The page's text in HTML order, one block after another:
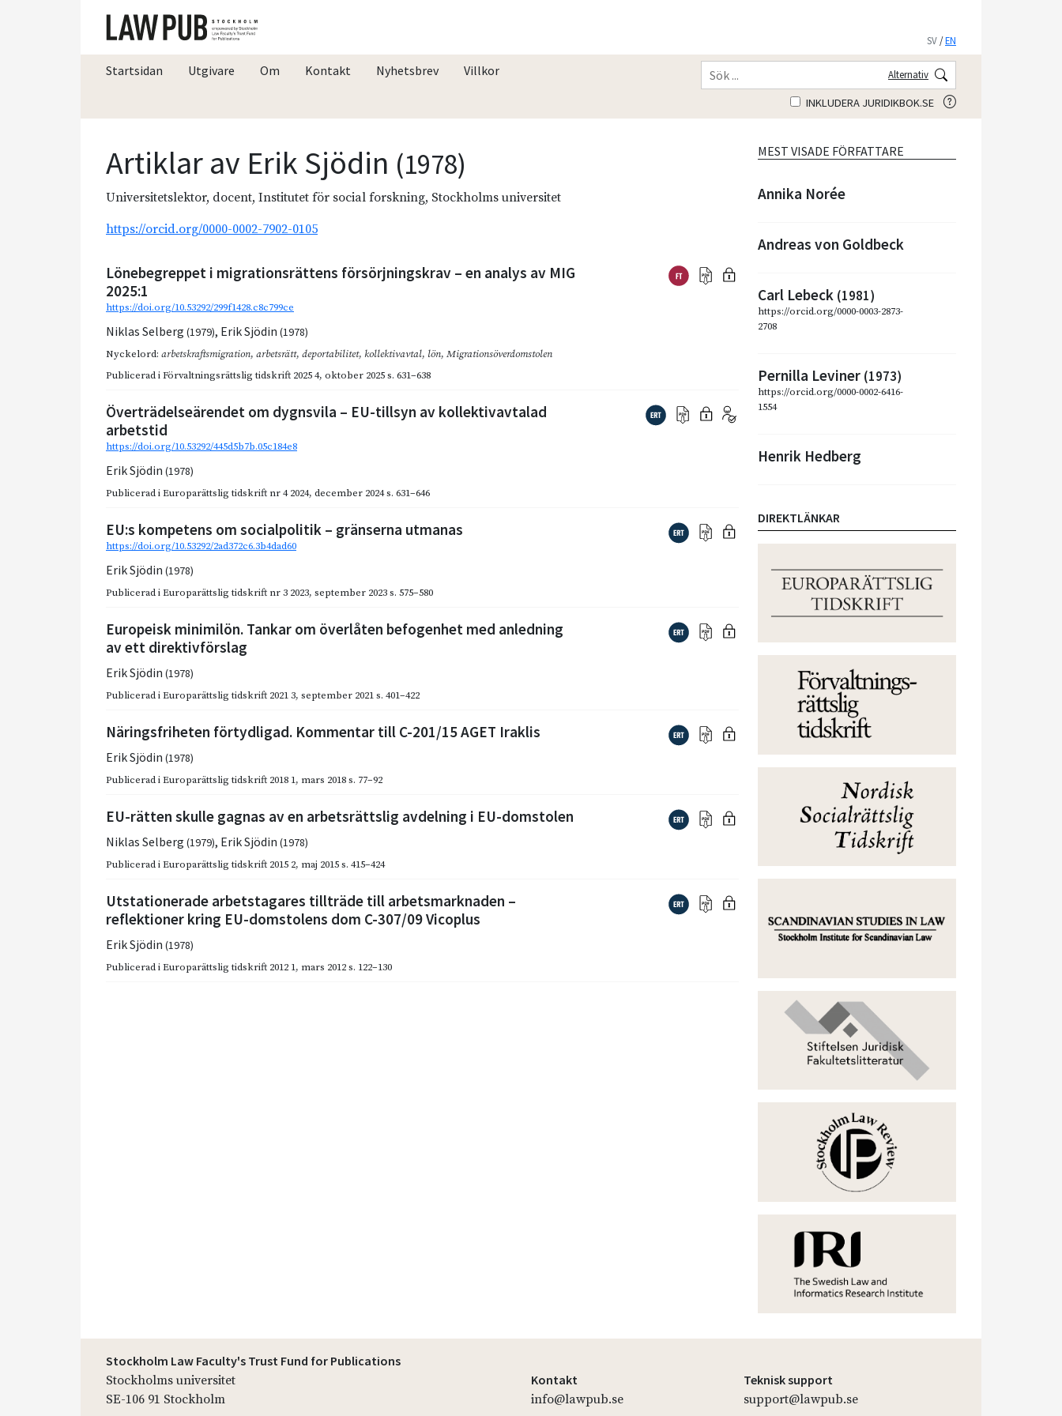
SV /EN
Startsidan Utgivare Om Kontakt Nyhetsbrev Villkor Alternativ
INKLUDERA JURIDIKBOK.SE
Artiklar av Erik Sjödin (1978)
Universitetslektor, docent, Institutet för social forskning, Stockholms universitet
https://orcid.org/0000-0002-7902-0105
Lönebegreppet i migrationsrättens försörjningskrav – en analys av MIG
2025:1
https://doi.org/10.53292/299f1428.c8c799ce
Niklas Selberg (1979), Erik Sjödin (1978)
Nyckelord: arbetskraftsmigration, arbetsrätt, deportabilitet, kollektivavtal, lön, Migrationsöverdomstolen
Publicerad iFörvaltningsrättslig tidskrift 2025 4, oktober 2025s. 631–638
Överträdelseärendet om dygnsvila – EU-tillsyn av kollektivavtalad
arbetstid
https://doi.org/10.53292/445d5b7b.05c184e8
Erik Sjödin (1978)
Publicerad iEuroparättslig tidskrift nr 4 2024, december 2024s. 631–646
EU:s kompetens om socialpolitik – gränserna utmanas
https://doi.org/10.53292/2ad372c6.3b4dad60
Erik Sjödin (1978)
Publicerad iEuroparättslig tidskrift nr 3 2023, september 2023s. 575–580
Europeisk minimilön. Tankar om överlåten befogenhet med anledning
av ett direktivförslag
Erik Sjödin (1978)
Publicerad iEuroparättslig tidskrift 2021 3, september 2021s. 401–422
Näringsfriheten förtydligad. Kommentar till C-201/15 AGET Iraklis
Erik Sjödin (1978)
Publicerad iEuroparättslig tidskrift 2018 1, mars 2018s. 77–92
EU-rätten skulle gagnas av en arbetsrättslig avdelning i EU-domstolen
Niklas Selberg (1979), Erik Sjödin (1978)
Publicerad iEuroparättslig tidskrift 2015 2, maj 2015s. 415–424
Utstationerade arbetstagares tillträde till arbetsmarknaden –
reflektioner kring EU-domstolens dom C-307/09 Vicoplus
Erik Sjödin (1978)
Publicerad iEuroparättslig tidskrift 2012 1, mars 2012s. 122–130
MEST VISADE FÖRFATTARE
Annika Norée
Andreas von Goldbeck
Carl Lebeck (1981)
https://orcid.org/0000-0003-2873-
2708
Pernilla Leviner (1973)
https://orcid.org/0000-0002-6416-
1554
Henrik Hedberg
DIREKTLÄNKAR
Stockholm Law Faculty's Trust Fund for Publications
Stockholms universitet
SE-106 91 Stockholm
Kontakt
info@lawpub.se
Teknisk support
support@lawpub.se